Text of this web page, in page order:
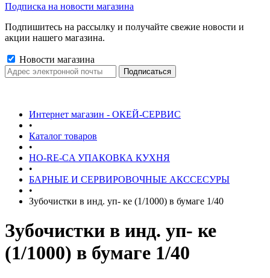
Подписка на новости магазина
Подпишитесь на рассылку и получайте свежие новости и
акции нашего магазина.
Новости магазина
Интернет магазин - ОКЕЙ-СЕРВИС
•
Каталог товаров
•
HO-RE-CA УПАКОВКА КУХНЯ
•
БАРНЫЕ И СЕРВИРОВОЧНЫЕ АКССЕСУРЫ
•
Зубочистки в инд. уп- ке (1/1000) в бумаге 1/40
Зубочистки в инд. уп- ке
(1/1000) в бумаге 1/40